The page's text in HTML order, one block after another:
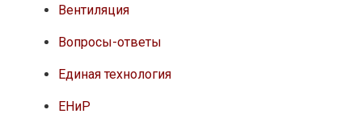
Вентиляция
Вопросы-ответы
Единая технология
ЕНиР